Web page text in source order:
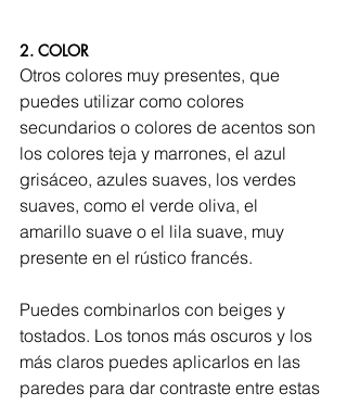
2. COLOR
Otros colores muy presentes, que
puedes utilizar como colores
secundarios o colores de acentos son
los colores teja y marrones, el azul
grisáceo, azules suaves, los verdes
suaves, como el verde oliva, el
amarillo suave o el lila suave, muy
presente en el rústico francés.
Puedes combinarlos con beiges y
tostados. Los tonos más oscuros y los
más claros puedes aplicarlos en las
paredes para dar contraste entre estas